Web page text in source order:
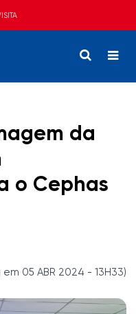
da
o Cephas
05 ABR 2024 - 13H33)